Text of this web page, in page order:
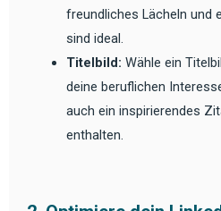
freundliches Lächeln und
sind ideal.
Titelbild: Wähle ein
deine beruflichen
auch ein inspirierendes
enthalten.